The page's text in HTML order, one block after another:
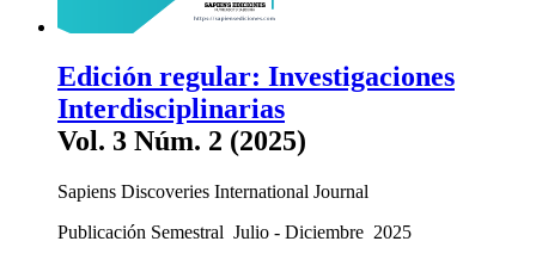
Edición regular: Investigaciones
Interdisciplinarias
Vol. 3 Núm. 2 (2025)
Sapiens Discoveries International Journal
Publicación Semestral Julio - Diciembre 2025